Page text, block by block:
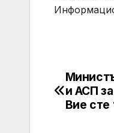
Post
и АСП
Вие сте